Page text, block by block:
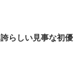
誇らしい見事な初優